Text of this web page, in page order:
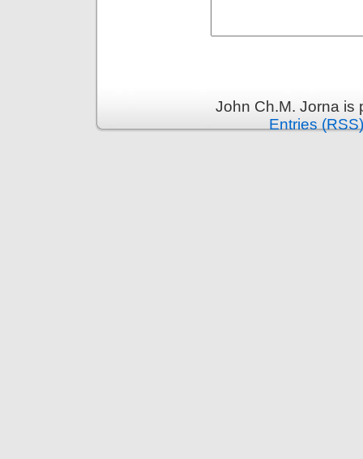
John Ch.M. Jorna
Entries (RSS)